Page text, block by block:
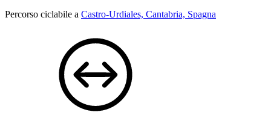
Percorso ciclabile a Castro-Urdiales, Cantabria, Spagna